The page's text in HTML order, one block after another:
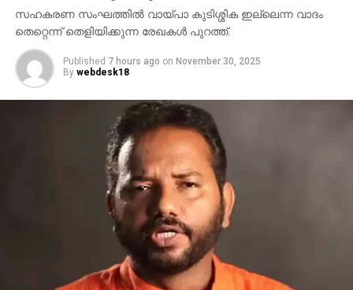
സഹകരണ സംഘത്തില്‍ വായ്പാ കുടിശ്ശിക ഇല്ലെന്ന വാദം
തെറ്റെന്ന് തെളിയിക്കുന്ന രേഖകള്‍ പുറത്ത്.
Published 7 hours ago on November 30, 2025
By webdesk18